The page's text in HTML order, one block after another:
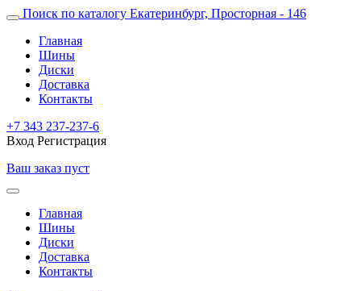
Поиск по каталогу Екатеринбург, Просторная - 146
Главная
Шины
Диски
Доставка
Контакты
+7 343 237-237-6
Вход Регистрация
Ваш заказ пуст
Главная
Шины
Диски
Доставка
Контакты